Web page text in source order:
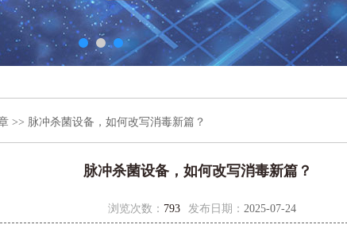
>> 脉冲杀菌设备，如何改写消毒新篇？
脉冲杀菌设备，如何改写消毒新篇？
浏览次数： 793 发布日期： 2025-07-24